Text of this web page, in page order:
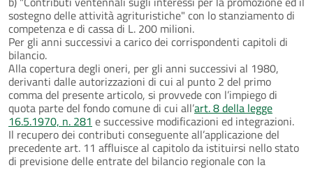
sostegno delle attività agrituristiche" con lo stanziamento di
competenza e di cassa di L. 200 milioni.
Per gli anni successivi a carico dei corrispondenti capitoli di
bilancio.
Alla copertura degli oneri, per gli anni successivi al 1980,
derivanti dalle autorizzazioni di cui al punto 2 del primo
comma del presente articolo, si provvede con l’impiego di
quota parte del fondo comune di cui all’art. 8 della legge
16.5.1970, n. 281 e successive modificazioni ed integrazioni.
Il recupero dei contributi conseguente all’applicazione del
precedente art. 11 affluisce al capitolo da istituirsi nello stato
di previsione delle entrate del bilancio regionale con la